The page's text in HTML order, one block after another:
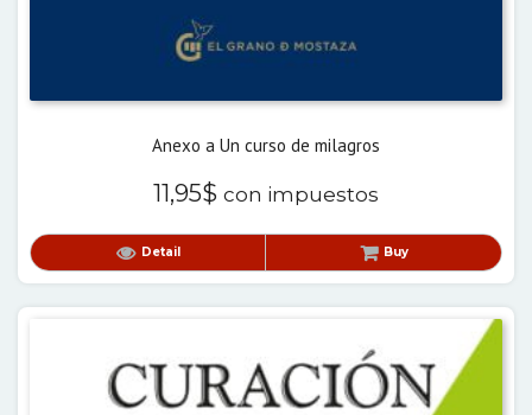
Anexo a Un curso de milagros
11,95$ con impuestos
Detail Buy